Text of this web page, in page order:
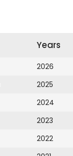
Years
2026
2025
2024
2023
2022